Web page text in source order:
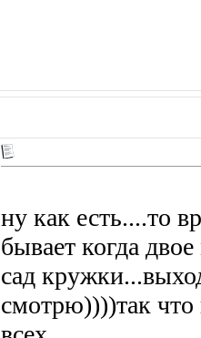
ну как есть....то
бывает когда
сад
смотрю))))так что